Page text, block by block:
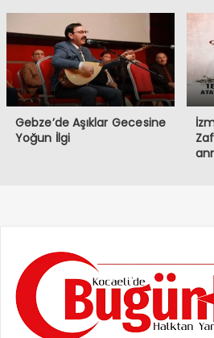
Gebze’de Aşıklar Gecesine
Yoğun İlgi